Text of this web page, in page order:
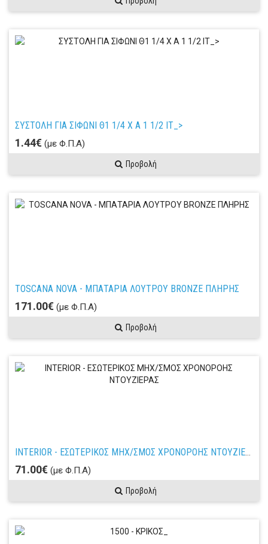
ΣΥΣΤΟΛΗ ΓΙΑ ΣΙΦΩΝΙ Θ1 1/4 Χ Α 1 1/2 ΙΤ_>
1.44€ (με Φ.Π.Α)
Προβολή
TOSCANA NOVA - ΜΠΑΤΑΡΙΑ ΛΟΥΤΡΟΥ BRONZE ΠΛΗΡΗΣ
171.00€ (με Φ.Π.Α)
Προβολή
71.00€ (με Φ.Π.Α)
Προβολή